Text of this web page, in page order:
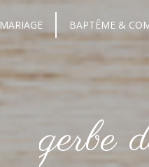
MARIAGE BAPTÊME &
gerbe